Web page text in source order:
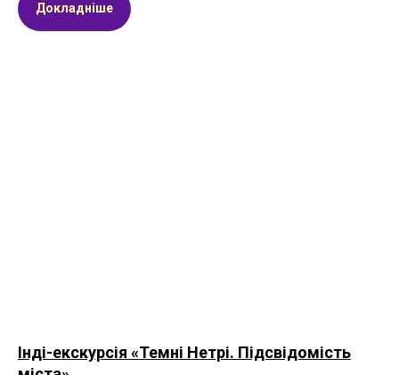
Докладніше
Інді-екскурсія «Темні Нетрі. Підсвідомість